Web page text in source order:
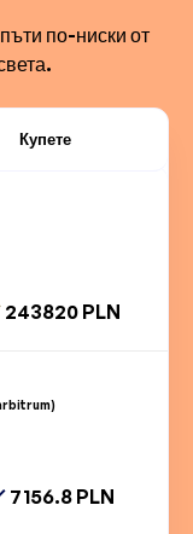
по-ниски от
Купете
243820 PLN
7156.8 PLN